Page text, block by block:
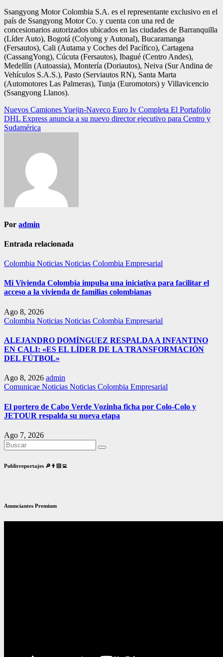
Ssangyong Motor Colombia S.A. es el representante exclusivo en el
país de Ssangyong Motor Co. y cuenta con una red de
concesionarios autorizados ubicados en las ciudades de Barranquilla
(Líder Auto), Bogotá (Colyong y Autonal), Bucaramanga
(Fersautos), Cali (Autama y Coches del Pacífico), Cartagena
(CassangYong), Cúcuta (Fersautos), Ibagué (Centro Andes),
Medellín (Autoassia), Montería (Doriautos), Neiva (Sur Andina de
Vehículos S.A.S.), Pasto (Serviautos RN), Santa Marta
(Automotores Las Palmeras), Tunja (Euromotors) y Villavicencio
(Ssangyong Llanos).
Navegación
de
Nuevos Camiones Yuejin-Naveco Euro Iv Completa El Portafolio
DHL Express anuncia a su nuevo director ejecutivo para Centro y
Sudamérica
Por admin
Entrada relacionada
Colombia Noticias Noticias Colombia Empresarial
Mi Vivienda Colombia impulsa una iniciativa para facilitar el
acceso a la vivienda de familias colombianas
Ago 8, 2026
Colombia Noticias Noticias Colombia Empresarial
ALEJANDRO DOMÍNGUEZ RESPALDA A INFANTINO
EN CALI: «ES EL LÍDER DE LA TRANSFORMACIÓN
DEL FÚTBOL»
Ago 8, 2026 admin
Comunicae Noticias Noticias Colombia Empresarial
El portero de Cabo Verde Vozinha ficha por Colo-Colo y
JETOUR respalda su nueva etapa
Ago 7, 2026
Publirreportajes 🔎👨🏻‍💻
Anunciantes Premium